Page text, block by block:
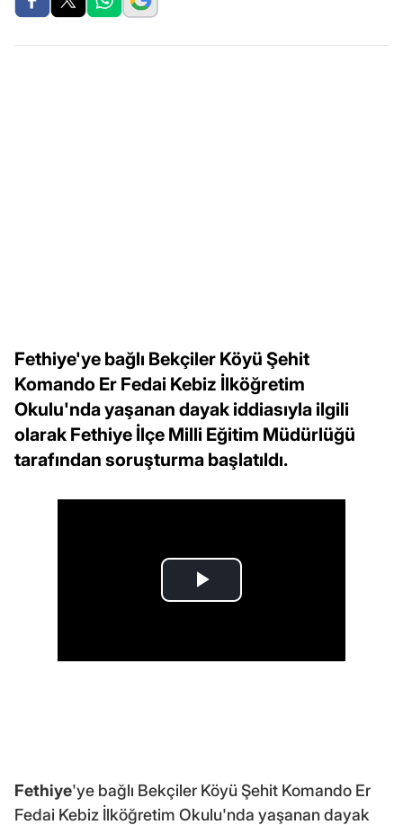
Fethiye'ye bağlı Bekçiler Köyü Şehit
Komando Er Fedai Kebiz İlköğretim
Okulu'nda yaşanan dayak iddiasıyla ilgili
olarak Fethiye İlçe Milli Eğitim Müdürlüğü
tarafından soruşturma başlatıldı.
Fethiye'ye bağlı Bekçiler Köyü Şehit Komando Er
Fedai Kebiz İlköğretim Okulu'nda yaşanan dayak